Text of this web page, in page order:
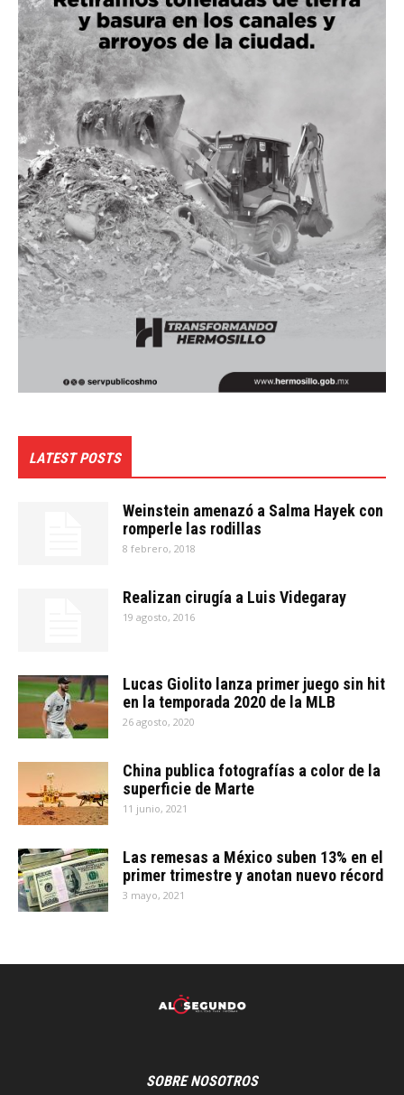
LATEST POSTS
Weinstein amenazó a Salma Hayek con
romperle las rodillas
8 febrero, 2018
Realizan cirugía a Luis Videgaray
19 agosto, 2016
Lucas Giolito lanza primer juego sin hit
en la temporada 2020 de la MLB
26 agosto, 2020
China publica fotografías a color de la
superficie de Marte
11 junio, 2021
Las remesas a México suben 13% en el
primer trimestre y anotan nuevo récord
3 mayo, 2021
SOBRE NOSOTROS